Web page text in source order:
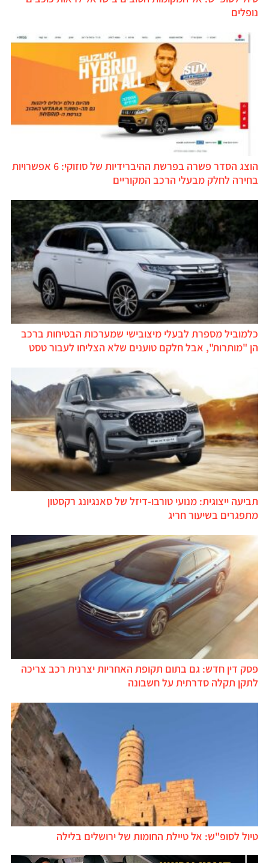
נופלים
הוצג הסדר פשרה בפרשת ההיברידיות של סוזוקי: 6 אפשרויות
בחירה לחלק מבעלי הרכב המקוריים
כלמוביל מספרת לבעלי מיצובישי שמערכות הבטיחות ברכב
הן "מותרות", אבל חלקם טוענים שלא הצליחו לעבור טסט
תביעה ייצוגית: מנועי טורבו-דיזל של סאנגיונג רקסטון
מתפגרים בשיעור חריג
פסק דין חדש: גם בתום תקופת האחריות יצרנית רכב צריכה
לתקן תקלה סדרתית על חשבונה
טיול לסופ"ש: אל טיילת החומות של ירושלים בלילה